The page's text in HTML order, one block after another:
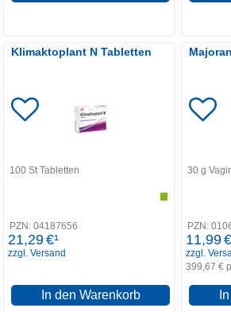
Klimaktoplant N Tabletten
100 St Tabletten
PZN: 04187656
21,29€¹
zzgl. Versand
In den Warenkorb
30 g
PZN:
11,99
zzgl.
399,67 €